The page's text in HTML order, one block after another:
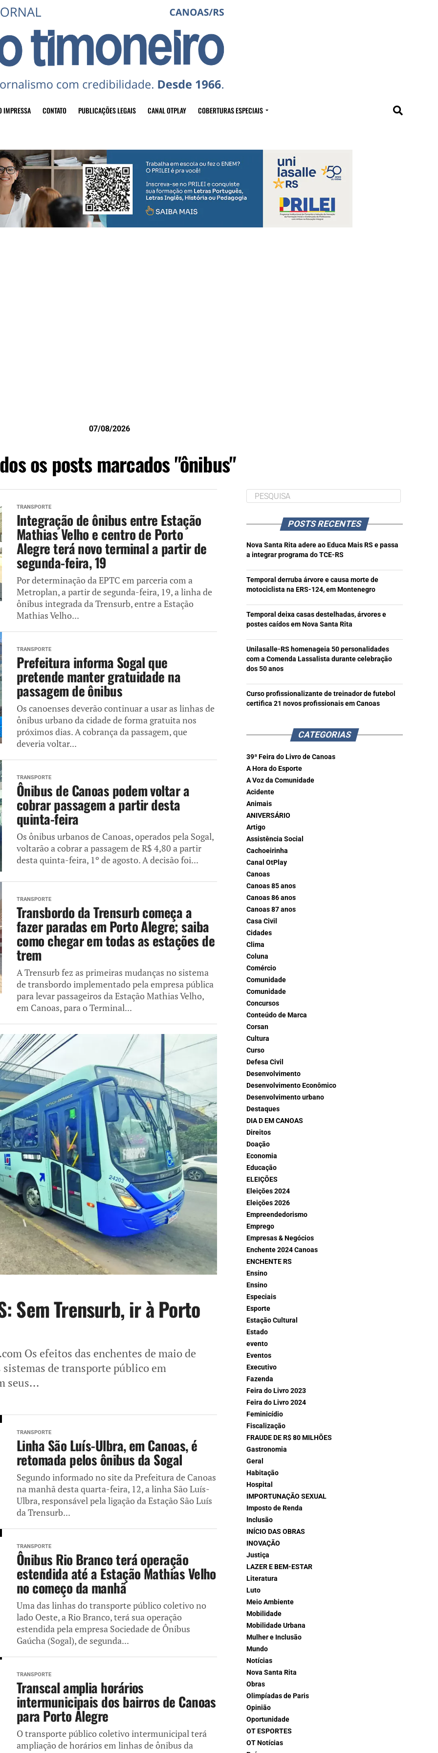
IMPRESSA CONTATO PUBLICAÇÕES LEGAIS CANAL OTPLAY COBERTURAS ESPECIAIS
07/08/2026
os posts marcados "ônibus"
TRANSPORTE
Integração de ônibus entre Estação
Mathias Velho e centro de Porto
Alegre terá novo terminal a partir de
segunda-feira, 19
Por determinação da EPTC em parceria com a
Metroplan, a partir de segunda-feira, 19, a linha de
ônibus integrada da Trensurb, entre a Estação
Mathias Velho...
TRANSPORTE
Prefeitura informa Sogal que
pretende manter gratuidade na
passagem de ônibus
Os canoenses deverão continuar a usar as linhas de
ônibus urbano da cidade de forma gratuita nos
próximos dias. A cobrança da passagem, que
deveria voltar...
TRANSPORTE
Ônibus de Canoas podem voltar a
cobrar passagem a partir desta
quinta-feira
Os ônibus urbanos de Canoas, operados pela Sogal,
voltarão a cobrar a passagem de R$ 4,80 a partir
desta quinta-feira, 1º de agosto. A decisão foi...
TRANSPORTE
Transbordo da Trensurb começa a
fazer paradas em Porto Alegre; saiba
como chegar em todas as estações de
trem
A Trensurb fez as primeiras mudanças no sistema
de transbordo implementado pela empresa pública
para levar passageiros da Estação Mathias Velho,
em Canoas, para o Terminal...
Sem Trensurb, ir à Porto
Os efeitos das enchentes de maio de
de transporte público em
seus...
TRANSPORTE
Linha São Luís-Ulbra, em Canoas, é
retomada pelos ônibus da Sogal
Segundo informado no site da Prefeitura de Canoas
na manhã desta quarta-feira, 12, a linha São Luís-
Ulbra, responsável pela ligação da Estação São Luís
da Trensurb...
TRANSPORTE
Ônibus Rio Branco terá operação
estendida até a Estação Mathias Velho
no começo da manhã
Uma das linhas do transporte público coletivo no
lado Oeste, a Rio Branco, terá sua operação
estendida pela empresa Sociedade de Ônibus
Gaúcha (Sogal), de segunda...
TRANSPORTE
Transcal amplia horários
intermunicipais dos bairros de Canoas
para Porto Alegre
O transporte público coletivo intermunicipal terá
ampliação de horários em linhas de ônibus da
POSTS RECENTES
Nova Santa Rita adere ao Educa Mais RS e passa
a integrar programa do TCE-RS
Temporal derruba árvore e causa morte de
motociclista na ERS-124, em Montenegro
Temporal deixa casas destelhadas, árvores e
postes caídos em Nova Santa Rita
Unilasalle-RS homenageia 50 personalidades
com a Comenda Lassalista durante celebração
dos 50 anos
Curso profissionalizante de treinador de futebol
certifica 21 novos profissionais em Canoas
CATEGORIAS
39ª Feira do Livro de Canoas
A Hora do Esporte
A Voz da Comunidade
Acidente
Animais
ANIVERSÁRIO
Artigo
Assistência Social
Cachoeirinha
Canal OtPlay
Canoas
Canoas 85 anos
Canoas 86 anos
Canoas 87 anos
Casa Civil
Cidades
Clima
Coluna
Comércio
Comunidade
Comunidade
Concursos
Conteúdo de Marca
Corsan
Cultura
Curso
Defesa Civil
Desenvolvimento
Desenvolvimento Econômico
Desenvolvimento urbano
Destaques
DIA D EM CANOAS
Direitos
Doação
Economia
Educação
ELEIÇÕES
Eleições 2024
Eleições 2026
Empreendedorismo
Emprego
Empresas & Negócios
Enchente 2024 Canoas
ENCHENTE RS
Ensino
Ensino
Especiais
Esporte
Estação Cultural
Estado
evento
Eventos
Executivo
Fazenda
Feira do Livro 2023
Feira do Livro 2024
Feminicídio
Fiscalização
FRAUDE DE R$ 80 MILHÕES
Gastronomia
Geral
Habitação
Hospital
IMPORTUNAÇÃO SEXUAL
Imposto de Renda
Inclusão
INÍCIO DAS OBRAS
INOVAÇÃO
Justiça
LAZER E BEM-ESTAR
Literatura
Luto
Meio Ambiente
Mobilidade
Mobilidade Urbana
Mulher e Inclusão
Mundo
Notícias
Nova Santa Rita
Obras
Olimpíadas de Paris
Opinião
Oportunidade
OT ESPORTES
OT Notícias